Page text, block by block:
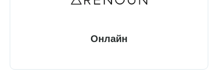
Онлайн